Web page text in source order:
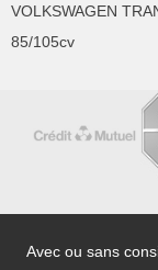
VOLKSWAGEN
85/105cv
Avec ou sans